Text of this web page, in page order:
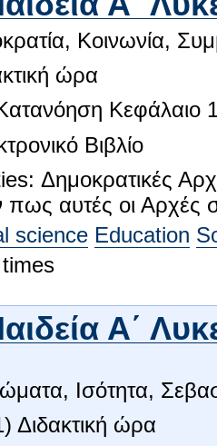
Κοινωνία,
ώρα
Κεφάλαιο
Βιβλίο
Δημοκρατικές
αυτές οι Αρχές
science Education
Α΄
Ισότητα,
Διδακτική ώρα